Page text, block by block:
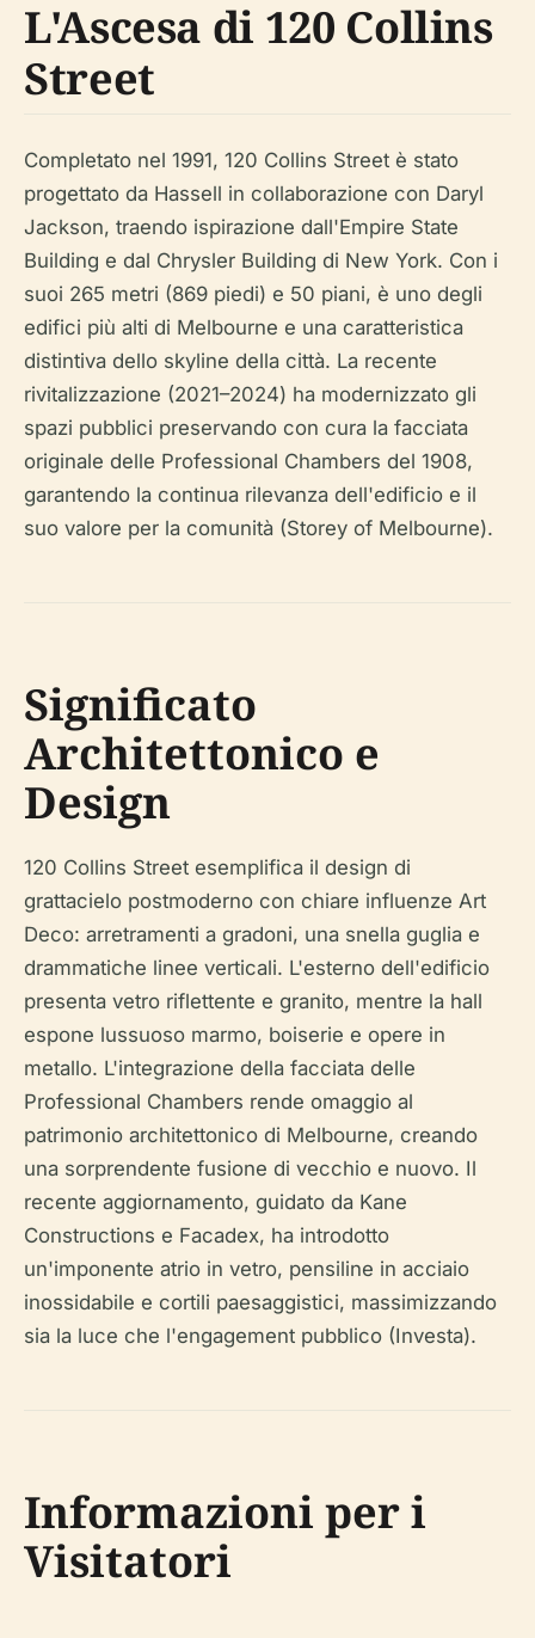
L'Ascesa di 120 Collins
Street
Completato nel 1991, 120 Collins Street è stato
progettato da Hassell in collaborazione con Daryl
Jackson, traendo ispirazione dall'Empire State
Building e dal Chrysler Building di New York. Con i
suoi 265 metri (869 piedi) e 50 piani, è uno degli
edifici più alti di Melbourne e una caratteristica
distintiva dello skyline della città. La recente
rivitalizzazione (2021–2024) ha modernizzato gli
spazi pubblici preservando con cura la facciata
originale delle Professional Chambers del 1908,
garantendo la continua rilevanza dell'edificio e il
suo valore per la comunità (Storey of Melbourne).
Significato
Architettonico e
Design
120 Collins Street esemplifica il design di
grattacielo postmoderno con chiare influenze Art
Deco: arretramenti a gradoni, una snella guglia e
drammatiche linee verticali. L'esterno dell'edificio
presenta vetro riflettente e granito, mentre la hall
espone lussuoso marmo, boiserie e opere in
metallo. L'integrazione della facciata delle
Professional Chambers rende omaggio al
patrimonio architettonico di Melbourne, creando
una sorprendente fusione di vecchio e nuovo. Il
recente aggiornamento, guidato da Kane
Constructions e Facadex, ha introdotto
un'imponente atrio in vetro, pensiline in acciaio
inossidabile e cortili paesaggistici, massimizzando
sia la luce che l'engagement pubblico (Investa).
Informazioni per i
Visitatori